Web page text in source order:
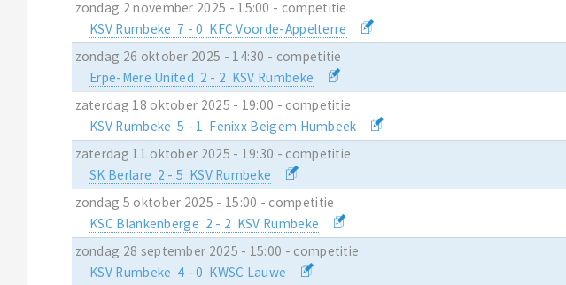
zondag 2 november 2025 - 15:00 - competitie
KSV Rumbeke 7 - 0 KFC Voorde-Appelterre
zondag 26 oktober 2025 - 14:30 - competitie
Erpe-Mere United 2 - 2 KSV Rumbeke
zaterdag 18 oktober 2025 - 19:00 - competitie
KSV Rumbeke 5 - 1 Fenixx Beigem Humbeek
zaterdag 11 oktober 2025 - 19:30 - competitie
SK Berlare 2 - 5 KSV Rumbeke
zondag 5 oktober 2025 - 15:00 - competitie
KSC Blankenberge 2 - 2 KSV Rumbeke
zondag 28 september 2025 - 15:00 - competitie
KSV Rumbeke 4 - 0 KWSC Lauwe